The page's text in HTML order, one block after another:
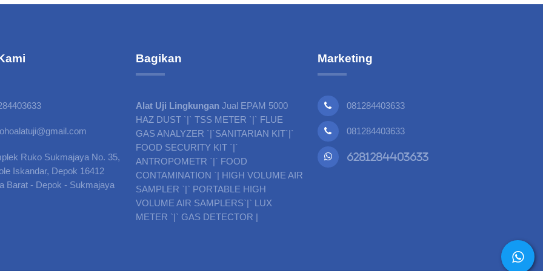
Ruko Sukmajaya No. 35,
Iskandar, Depok 16412
Barat - Depok - Sukmajaya
Bagikan
Alat Uji Lingkungan Jual EPAM 5000
HAZ DUST `|` TSS METER `|` FLUE
GAS ANALYZER `|`SANITARIAN KIT`|`
FOOD SECURITY KIT `|`
ANTROPOMETR `|` FOOD
CONTAMINATION `| HIGH VOLUME AIR
SAMPLER `|` PORTABLE HIGH
VOLUME AIR SAMPLERS`|` LUX
METER `|` GAS DETECTOR |
Marketing
081284403633
081284403633
6281284403633